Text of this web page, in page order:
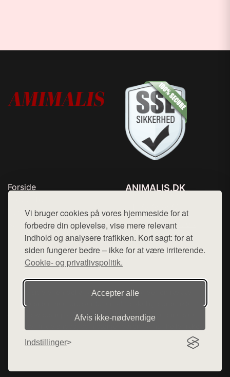
Vi bruger cookies på vores hjemmeside for at
forbedre din oplevelse, vise mere relevant
indhold og analysere trafikken. Kort sagt: for at
siden fungerer bedre – ikke for at være irriterende.
Cookie- og privatlivspolitik.
Accepter alle
Afvis ikke‑nødvendige
Indstillinger
Forside
Top Rabatter
Kontakt
ANIMALIS.DK
Mail: hej@want.dk
Cookie- og privatlivspolitik
Denne side er en del af want.dk, der udgiver en række
hjemmesider med præsentation af forskellige produkter fra
diverse webshops. Der sælges ikke varer fra denne side - vi
henviser til de shops, som sælger varen. Vi har heller ikke
varerne på lager.